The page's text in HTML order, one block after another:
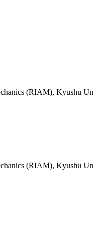
(RIAM), Kyushu
(RIAM), Kyushu